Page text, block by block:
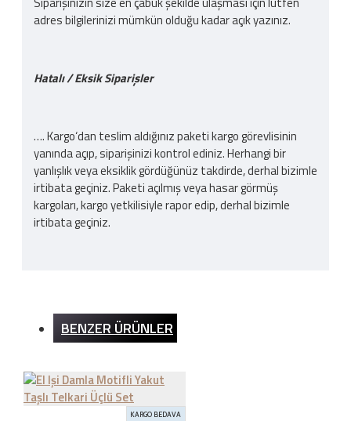
adres bilgilerinizi mümkün olduğu kadar açık yazınız.
Hatalı / Eksik Siparişler
…. Kargo‘dan teslim aldığınız paketi kargo görevlisinin
yanında açıp, siparişinizi kontrol ediniz. Herhangi bir
yanlışlık veya eksiklik gördüğünüz takdirde, derhal bizimle
irtibata geçiniz. Paketi açılmış veya hasar görmüş
kargoları, kargo yetkilisiyle rapor edip, derhal bizimle
irtibata geçiniz.
İnternet sitemizden yapılan bütün alışverişlerde 200TL
dışında hiçbir ücret ödemezsiniz.
BENZER ÜRÜNLER
KARGO BEDAVA